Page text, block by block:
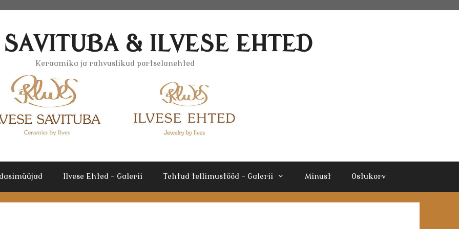
& ILVESE EHTED
Keraamika ja rahvuslikud portselanehted
Ilvese Ehted – Galerii Tehtud tellimustööd – Galerii Minust Ostukorv